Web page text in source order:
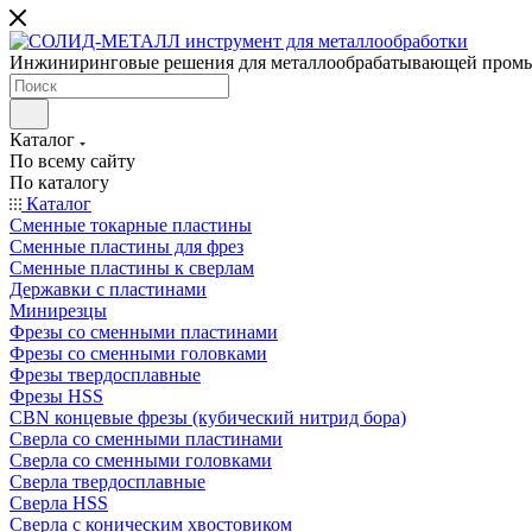
Инжиниринговые решения для металлообрабатывающей
Каталог
По всему сайту
По каталогу
Каталог
Сменные токарные пластины
Сменные пластины для фрез
Сменные пластины к сверлам
Державки с пластинами
Минирезцы
Фрезы со сменными пластинами
Фрезы со сменными головками
Фрезы твердосплавные
Фрезы HSS
CBN концевые фрезы (кубический нитрид бора)
Сверла со сменными пластинами
Сверла со сменными головками
Сверла твердосплавные
Сверла HSS
Сверла с коническим хвостовиком